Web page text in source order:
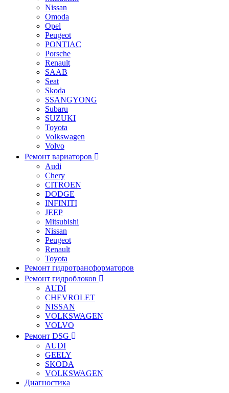
Nissan
Omoda
Opel
Peugeot
PONTIAC
Porsche
Renault
SAAB
Seat
Skoda
SSANGYONG
Subaru
SUZUKI
Toyota
Volkswagen
Volvo
Ремонт вариаторов
Audi
Chery
CITROEN
DODGE
INFINITI
JEEP
Mitsubishi
Nissan
Peugeot
Renault
Toyota
Ремонт гидротрансформаторов
Ремонт гидроблоков
AUDI
CHEVROLET
NISSAN
VOLKSWAGEN
VOLVO
Ремонт DSG
AUDI
GEELY
SKODA
VOLKSWAGEN
Диагностика